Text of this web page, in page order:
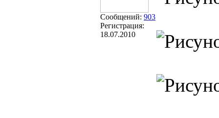
Сообщений: 903
Регистрация:
18.07.2010